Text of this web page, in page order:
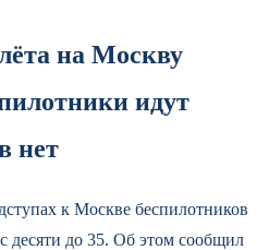
на Москву
идут
нет
к Москве беспилотников
десяти до 35. Об этом сообщил